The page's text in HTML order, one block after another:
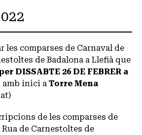
les comparses de Carnaval de
de Badalona a Llefià que
DISSABTE 26 DE FEBRER a
amb inici a Torre Mena
de les comparses de
de Carnestoltes de